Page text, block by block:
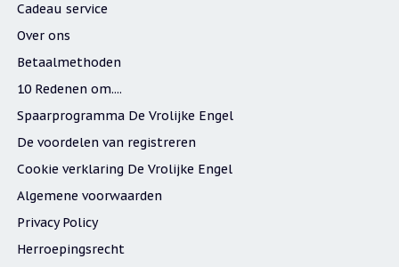
Vrolijke
Cadeau service
Over ons
Betaalmethoden
10 Redenen om....
Spaarprogramma De Vrolijke Engel
De voordelen van registreren
Cookie verklaring De Vrolijke Engel
Algemene voorwaarden
Privacy Policy
Herroepingsrecht